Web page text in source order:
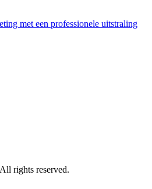
met een professionele uitstraling
rights reserved.